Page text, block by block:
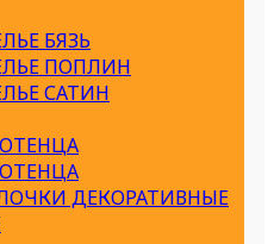
БЯЗЬ
ПОПЛИН
САТИН
ДЕКОРАТИВНЫЕ